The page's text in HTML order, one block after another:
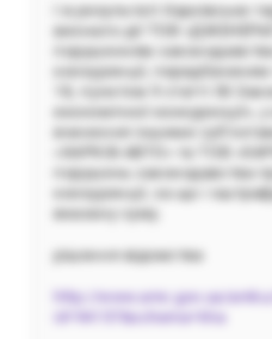
І в результаті Харківське
визнало дії ТОВ
порушенням
конкуренції,
18, пунктом 9 статті 50
економічної конкуренції»,
вчинення іншими
порушень законодавства
конкуренції, за що і
вказану суму.
рішення відомства
http://www.amc.gov.ua/